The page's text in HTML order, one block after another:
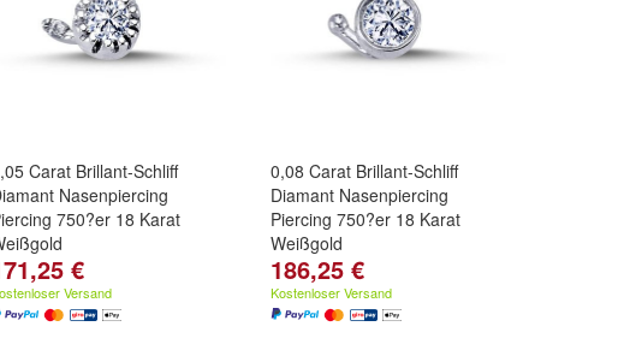
Carat Brillant-Schliff
Nasenpiercing
750?er 18 Karat
€
Versand
0,08 Carat Brillant-Schliff
Diamant Nasenpiercing
Piercing 750?er 18 Karat
Weißgold
186,25 €
Kostenloser Versand